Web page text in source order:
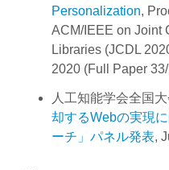
Personalization,
ACM/IEEE on Joint
Libraries (JCDL
2020 (Full Paper
人工知能学会全国
却するWebの実現
ーチ」パネル発表,